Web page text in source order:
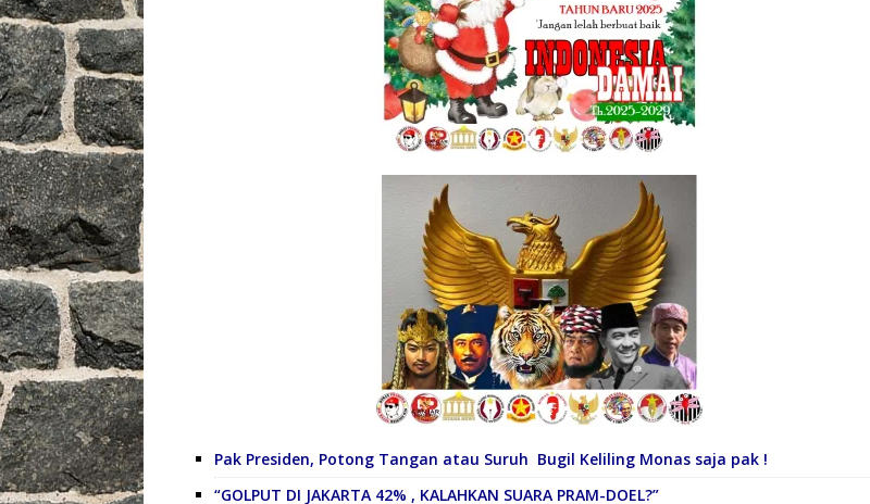
Pak Presiden, Potong Tangan atau Suruh Bugil Keliling Monas saja pak !
“GOLPUT DI JAKARTA 42% , KALAHKAN SUARA PRAM-DOEL?”